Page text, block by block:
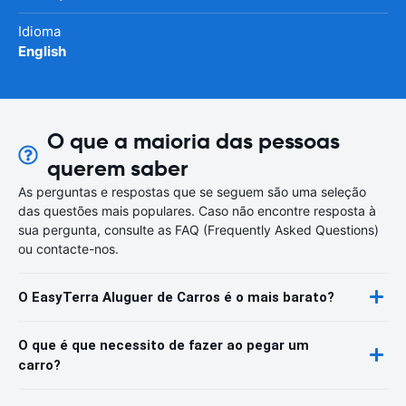
Idioma
English
O que a maioria das pessoas
querem saber
As perguntas e respostas que se seguem são uma seleção
das questões mais populares. Caso não encontre resposta à
sua pergunta, consulte as FAQ (Frequently Asked Questions)
ou contacte-nos.
O EasyTerra Aluguer de Carros é o mais barato?
O que é que necessito de fazer ao pegar um
carro?